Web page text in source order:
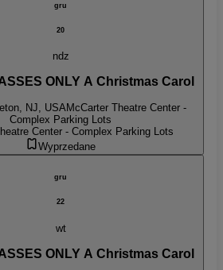
gru
20
ndz
ONLY A Christmas Carol
NJ, USAMcCarter Theatre Center -
Complex Parking Lots
Center - Complex Parking Lots
Wyprzedane
gru
22
wt
ONLY A Christmas Carol